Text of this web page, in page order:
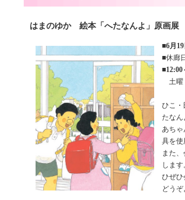
はまのゆか 絵本「へたなんよ」原画展
■6月
■休廊
■12:00
土曜
ひこ・
たなん
あちゃ
具を使
また
しま
ひぜひ
どう